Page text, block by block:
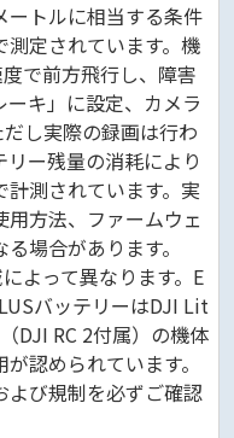
ートルに相当する条件
定されています。機
で前方飛行し、障害
キ」に設定、カメラ
し実際の録画は行わ
ー残量の消耗により
測されています。実
方法、ファームウェ
場合があります。
よって異なります。E
バッテリーはDJI Lit
DJI RC 2付属）の機体
認められています。
よび規制を必ずご確認